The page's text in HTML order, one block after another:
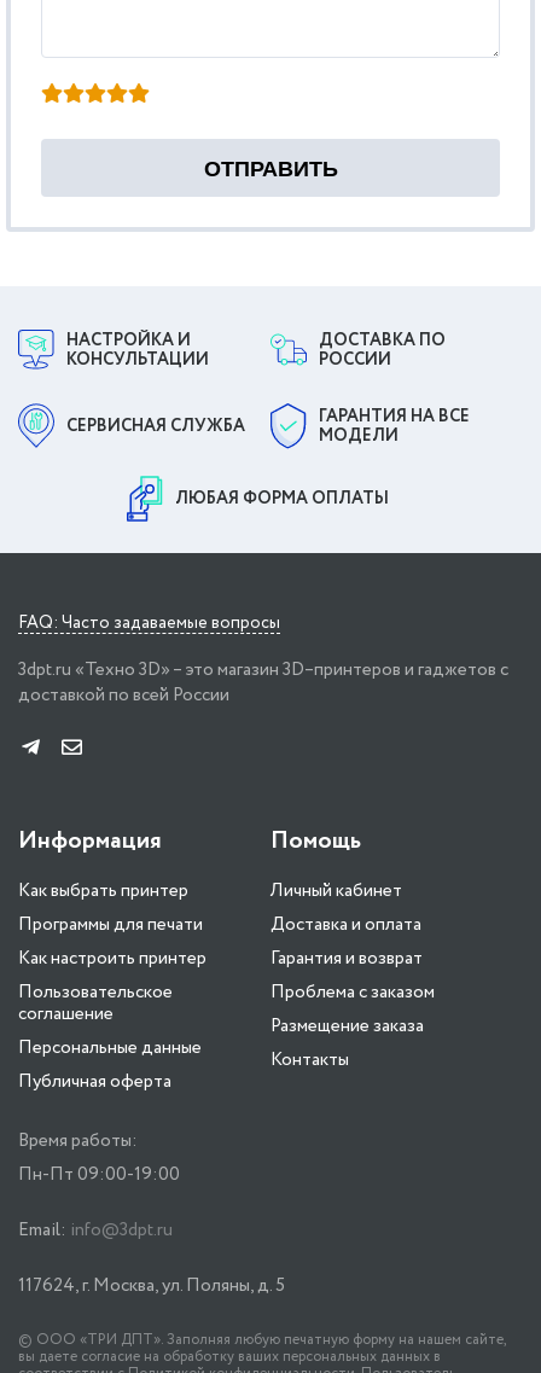
НАСТРОЙКА И
КОНСУЛЬТАЦИИ
ДОСТАВКА ПО
РОССИИ
СЕРВИСНАЯ СЛУЖБА
ГАРАНТИЯ НА ВСЕ
МОДЕЛИ
ЛЮБАЯ ФОРМА ОПЛАТЫ
FAQ: Часто задаваемые вопросы
3dpt.ru «Техно 3D» – это магазин 3D–принтеров и гаджетов с
доставкой по всей России
Информация
Как выбрать принтер
Программы для печати
Как настроить принтер
Пользовательское
соглашение
Персональные данные
Публичная оферта
Помощь
Личный кабинет
Доставка и оплата
Гарантия и возврат
Проблема с заказом
Размещение заказа
Контакты
Время работы:
Пн-Пт 09:00-19:00
Email: info@3dpt.ru
117624, г. Москва, ул. Поляны, д. 5
© ООО «ТРИ ДПТ». Заполняя любую печатную форму на нашем сайте,
вы даете согласие на обработку ваших персональных данных в